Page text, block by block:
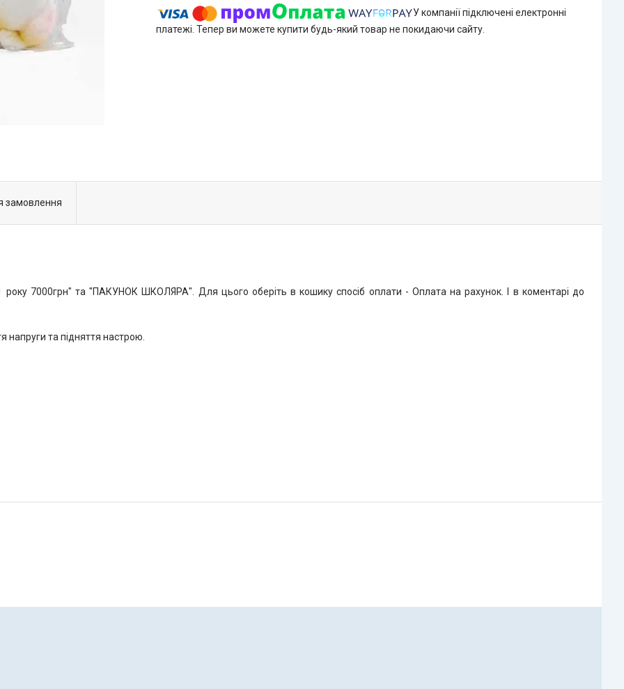
У компанії підключені електронні
платежі. Тепер ви можете купити будь-який товар не покидаючи сайту.
замовлення
7000грн" та "ПАКУНОК ШКОЛЯРА". Для цього оберіть в кошику спосіб оплати - Оплата на рахунок. І в коментарі до
напруги та підняття настрою.